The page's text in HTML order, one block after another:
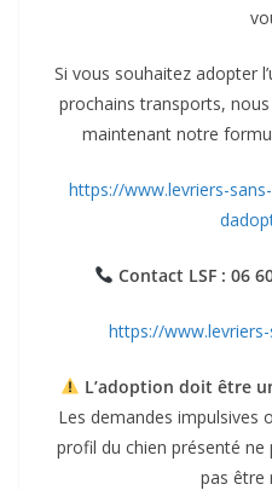
Si vous souhaitez adopter
prochains transports,
maintenant notre
https://www.levriers-
Contact LSF : 06
https://
L’adoption doit être
Les demandes impulsives
profil du chien présenté
pas être